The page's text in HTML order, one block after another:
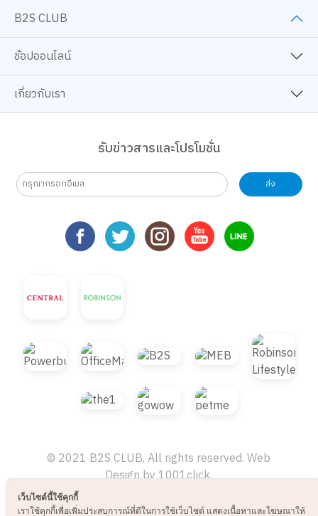
B2S CLUB
ช้อปออนไลน์
เกี่ยวกับเรา
รับข่าวสารและโปรโมชั่น
ส่ง
© 2021 B2S CLUB, All rights reserved. Web
เว็บไซต์นี้ใช้คุกกี้
เราใช้คุกกี้เพื่อเพิ่มประสบการณ์ที่ดีในการใช้เว็บไซต์ แสดงเนื้อหาและโฆษณาให้